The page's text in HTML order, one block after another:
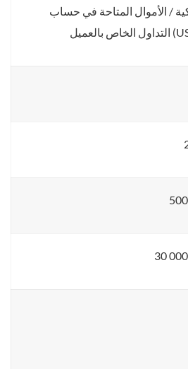
/ الأموال المتاحة في حساب
30